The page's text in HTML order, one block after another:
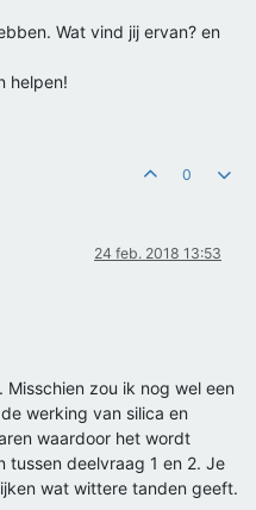
Wat vind jij ervan? en
helpen!
0
24 feb. 2018 13:53
zou ik nog wel een
werking van silica en
waardoor het wordt
tussen deelvraag 1 en 2. Je
wat wittere tanden geeft.